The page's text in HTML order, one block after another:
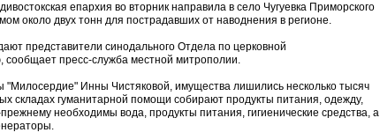
епархия во вторник направила в село Чугуевка Приморского
около двух тонн для пострадавших от наводнения в регионе.
представители синодального Отдела по церковной
сообщает пресс-служба местной митрополии.
"Милосердие" Инны Чистяковой, имущества лишились несколько тысяч
складах гуманитарной помощи собирают продукты питания, одежду,
необходимы вода, продукты питания, гигиенические средства, а